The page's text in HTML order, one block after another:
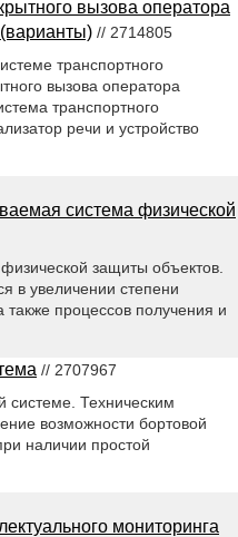
вызова оператора
// 2714805
транспортного
вызова оператора
транспортного
речи и устройство
система физической
защиты объектов.
в увеличении степени
процессов получения и
// 2707967
системе. Техническим
возможности бортовой
наличии простой
мониторинга